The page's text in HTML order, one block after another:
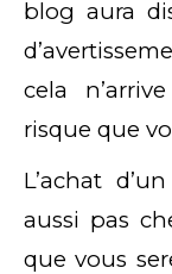
blog aura
cela
risque que
L’achat
aussi pas
que vous